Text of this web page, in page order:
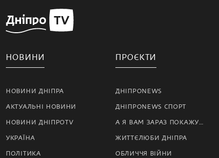
НОВИНИ
НОВИНИ ДНІПРА
АКТУАЛЬНІ НОВИНИ
НОВИНИ ДНІПРОTV
УКРАЇНА
ПОЛІТИКА
ПРОЄКТИ
ДНІПРОNEWS
ДНІПРОNEWS СПОРТ
А Я ВАМ ЗАРАЗ ПОКАЖУ…
ЖИТТЄЛЮБИ ДНІПРА
ОБЛИЧЧЯ ВІЙНИ